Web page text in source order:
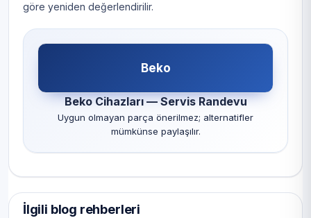
göre yeniden değerlendirilir.
Beko
Beko Cihazları — Servis Randevu
Uygun olmayan parça önerilmez; alternatifler
mümkünse paylaşılır.
İlgili blog rehberleri